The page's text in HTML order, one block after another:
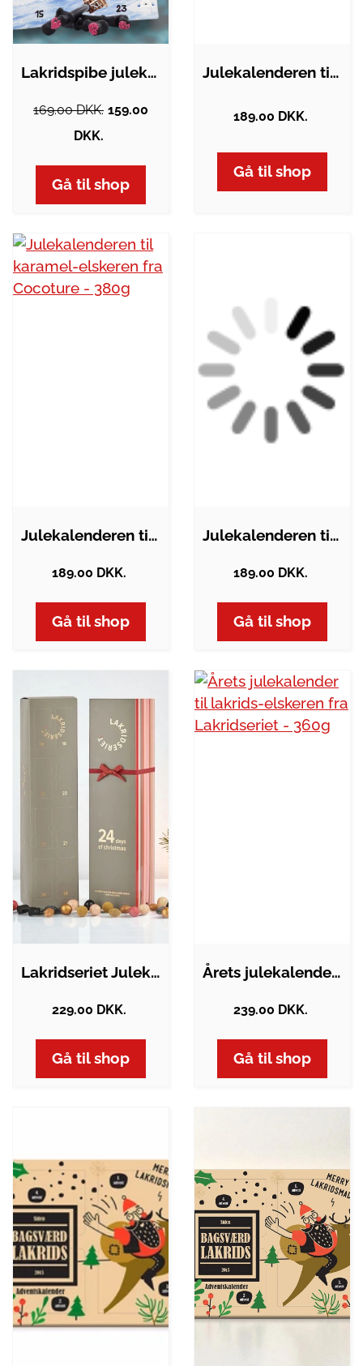
Lakridspibe julekalender fra Skipperâs…
169.00 DKK. 159.00
DKK.
Gå til shop
Julekalenderen til chokolade &…
189.00 DKK.
Gå til shop
Julekalenderen til karamel-elskeren fra…
189.00 DKK.
Gå til shop
Julekalenderen til chokolade &…
189.00 DKK.
Gå til shop
Lakridseriet Julekalender 2026
229.00 DKK.
Gå til shop
Årets julekalender til lakrids-elskeren…
239.00 DKK.
Gå til shop